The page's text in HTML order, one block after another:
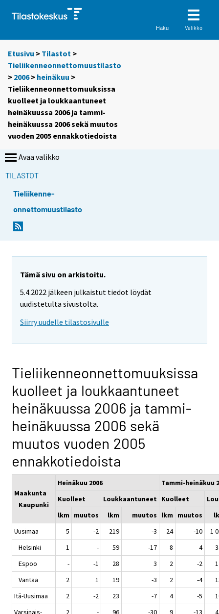
Haku Valikko
Etusivu > Tilastot >
Tieliikenneonnettomuustilasto
> 2006> heinäkuu >
Tieliikenneonnettomuuksissa
kuolleet ja loukkaantuneet
heinäkuussa 2006 ja tammi-
heinäkuussa 2006 sekä muutos
vuoden 2005 ennakkotiedoista
Avaa valikko
TILASTOT
Tieliikenne-
onnettomuustilasto
Tämä sivu on arkistoitu.
5.4.2022 jälkeen julkaistut tiedot löydät
uudistetulta sivustolta.
Siirry uudelle tilastosivulle
Tieliikenneonnettomuuksissa
kuolleet ja loukkaantuneet
heinäkuussa 2006 ja tammi-
heinäkuussa 2006 sekä
muutos vuoden 2005
ennakkotiedoista
Maakunta
Kaupunki
Heinäkuu 2006
Tammi-heinäkuu
Kuolleet
Loukkaantuneet Kuolleet
lkm
muutos lkm muutos lkm muutos
Uusimaa
5 -2 219 -3 24 -10
1
Helsinki
1 - 59 -17 8 4
Espoo
- -1 28 3 2 -2
Vantaa
2 1 19 -3 2 -4
Itä-Uusimaa
2 -2 23 -7 4 -5
Varsinais-
2 - 96 -30 9 -13